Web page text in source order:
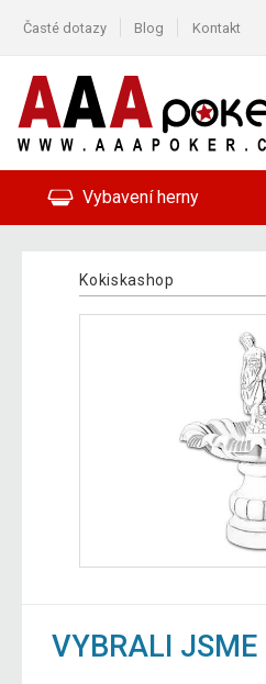
Časté dotazy Blog Kontakt
Vybavení herny
Kokiskashop
VYBRALI JSME